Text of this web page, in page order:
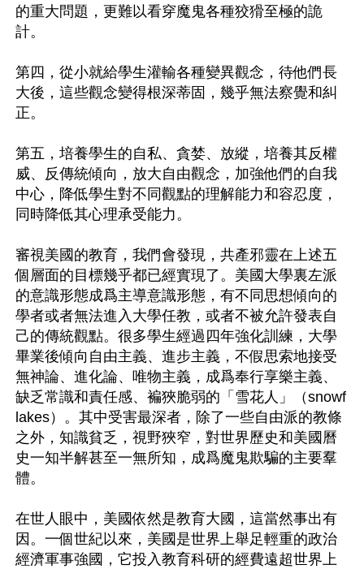
的重大問題，更難以看穿魔鬼各種狡猾至極的詭
計。
第四，從小就給學生灌輸各種變異觀念，待他們長
大後，這些觀念變得根深蒂固，幾乎無法察覺和糾
正。
第五，培養學生的自私、貪婪、放縱，培養其反權
威、反傳統傾向，放大自由觀念，加強他們的自我
中心，降低學生對不同觀點的理解能力和容忍度，
同時降低其心理承受能力。
審視美國的教育，我們會發現，共產邪靈在上述五
個層面的目標幾乎都已經實現了。美國大學裏左派
的意識形態成爲主導意識形態，有不同思想傾向的
學者或者無法進入大學任教，或者不被允許發表自
己的傳統觀點。很多學生經過四年強化訓練，大學
畢業後傾向自由主義、進步主義，不假思索地接受
無神論、進化論、唯物主義，成爲奉行享樂主義、
缺乏常識和責任感、褊狹脆弱的「雪花人」（snowf
lakes）。其中受害最深者，除了一些自由派的教條
之外，知識貧乏，視野狹窄，對世界歷史和美國曆
史一知半解甚至一無所知，成爲魔鬼欺騙的主要羣
體。
在世人眼中，美國依然是教育大國，這當然事出有
因。一個世紀以來，美國是世界上舉足輕重的政治
經濟軍事強國，它投入教育科研的經費遠超世界上